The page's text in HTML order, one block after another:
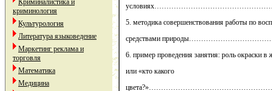
Криминалистика и
криминология
Культурология
Литература языковедение
Маркетинг реклама и
торговля
Математика
Медицина
5. методика совершенствования работы по
средствами
6. пример проведения занятия: роль окраски
или «кто какого